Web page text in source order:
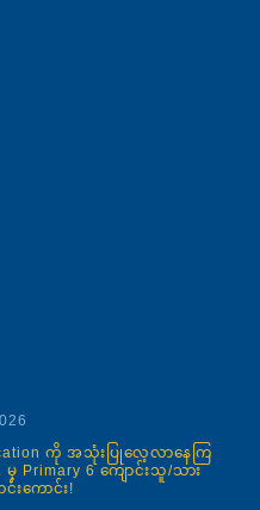
ကို အသုံးပြုလေ့လာနေကြ
မှ Primary 6 ကျောင်းသူ/သား
းကောင်း!